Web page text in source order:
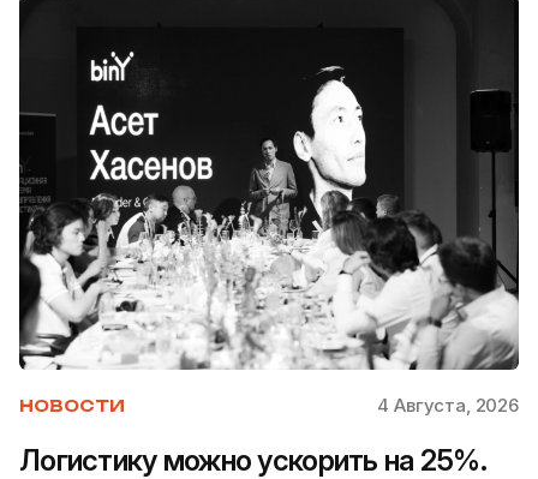
НОВОСТИ 4 Августа, 2026
Логистику можно ускорить на 25%.